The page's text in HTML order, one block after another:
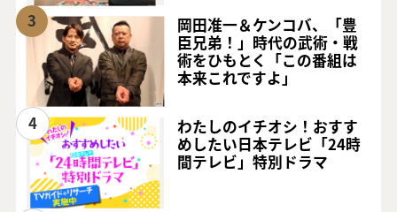
3
岡田准一＆ケンコバ、「豊
臣兄弟！」時代の武術・戦
術をひもとく「この番組は
本来これですよ」
4
わたしのイチオシ！おすす
めしたい日本テレビ「24時
間テレビ」特別ドラマ